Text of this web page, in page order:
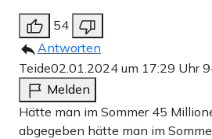
54
Antworten
Teide02.01.2024 um 17:29 Uhr
Melden
Hätte man im Sommer 45
abgegeben hätte man im